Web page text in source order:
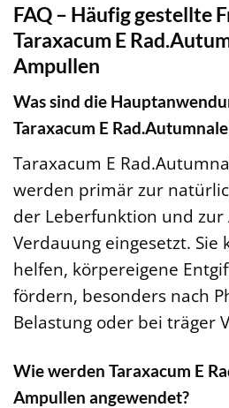
FAQ – Häufig gestellte
Taraxacum E
Ampullen
Was sind die
Taraxacum E
Taraxacum E
werden primär zur
der Leberfunktion und zur
Verdauung eingesetzt. Sie
helfen, körpereigene
fördern, besonders nach
Belastung oder bei träger
Wie werden Taraxacum E
Ampullen angewendet?